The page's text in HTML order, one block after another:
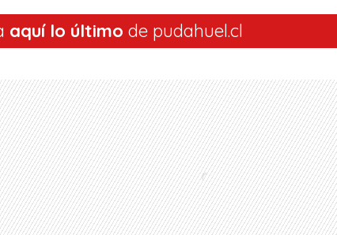
aquí lo último de pudahuel.cl